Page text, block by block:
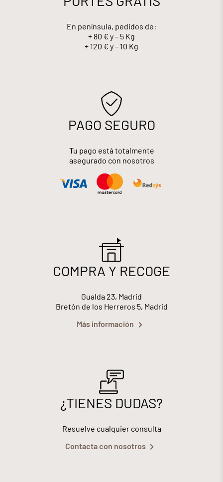
En península, pedidos de:
+ 80 € y – 5 Kg
+ 120 € y – 10 Kg
PAGO SEGURO
Tu pago está totalmente
asegurado con nosotros
COMPRA Y RECOGE
Gualda 23, Madrid
Bretón de los Herreros 5, Madrid
Más información
¿TIENES DUDAS?
Resuelve cualquier consulta
Contacta con nosotros